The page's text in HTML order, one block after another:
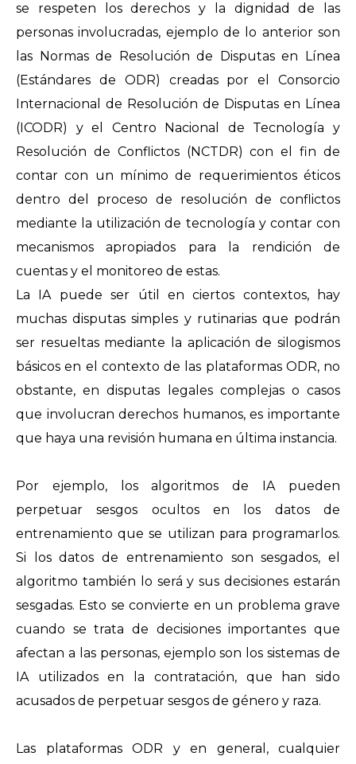
se respeten los derechos y la dignidad de las
personas involucradas, ejemplo de lo anterior son
las Normas de Resolución de Disputas en Línea
(Estándares de ODR) creadas por el Consorcio
Internacional de Resolución de Disputas en Línea
(ICODR) y el Centro Nacional de Tecnología y
Resolución de Conflictos (NCTDR) con el fin de
contar con un mínimo de requerimientos éticos
dentro del proceso de resolución de conflictos
mediante la utilización de tecnología y contar con
mecanismos apropiados para la rendición de
cuentas y el monitoreo de estas.
La IA puede ser útil en ciertos contextos, hay
muchas disputas simples y rutinarias que podrán
ser resueltas mediante la aplicación de silogismos
básicos en el contexto de las plataformas ODR, no
obstante, en disputas legales complejas o casos
que involucran derechos humanos, es importante
que haya una revisión humana en última instancia.
Por ejemplo, los algoritmos de IA pueden
perpetuar sesgos ocultos en los datos de
entrenamiento que se utilizan para programarlos.
Si los datos de entrenamiento son sesgados, el
algoritmo también lo será y sus decisiones estarán
sesgadas. Esto se convierte en un problema grave
cuando se trata de decisiones importantes que
afectan a las personas, ejemplo son los sistemas de
IA utilizados en la contratación, que han sido
acusados de perpetuar sesgos de género y raza.
Las plataformas ODR y en general, cualquier